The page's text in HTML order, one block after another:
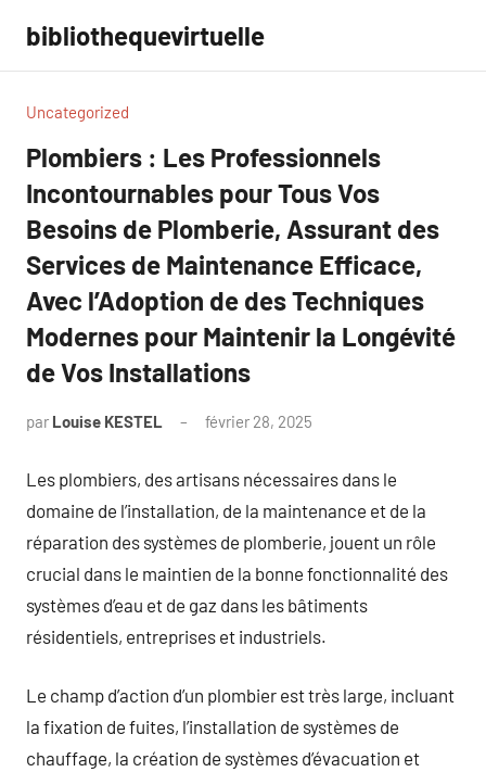
contenu
bibliothequevirtuelle
Uncategorized
Plombiers : Les Professionnels
Incontournables pour Tous Vos
Besoins de Plomberie, Assurant des
Services de Maintenance Efficace,
Avec l’Adoption de des Techniques
Modernes pour Maintenir la Longévité
de Vos Installations
par Louise KESTEL février 28, 2025
Les plombiers, des artisans nécessaires dans le
domaine de l’installation, de la maintenance et de la
réparation des systèmes de plomberie, jouent un rôle
crucial dans le maintien de la bonne fonctionnalité des
systèmes d’eau et de gaz dans les bâtiments
résidentiels, entreprises et industriels.
Le champ d’action d’un plombier est très large, incluant
la fixation de fuites, l’installation de systèmes de
chauffage, la création de systèmes d’évacuation et